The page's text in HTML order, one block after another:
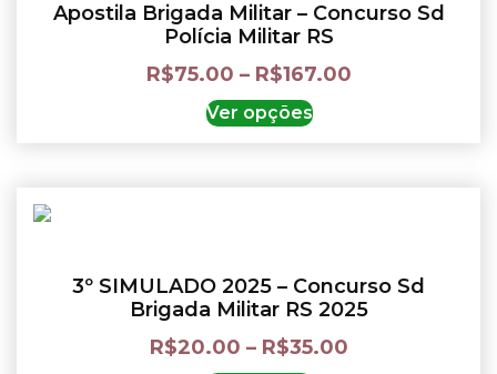
Apostila Brigada Militar – Concurso Sd
Polícia Militar RS
R$75.00 – R$167.00
Ver opções
3º SIMULADO 2025 – Concurso Sd
Brigada Militar RS 2025
R$20.00 – R$35.00